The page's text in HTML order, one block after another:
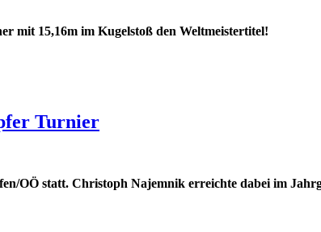
mit 15,16m im Kugelstoß den Weltmeistertitel!
Turnier
OÖ statt. Christoph Najemnik erreichte dabei im